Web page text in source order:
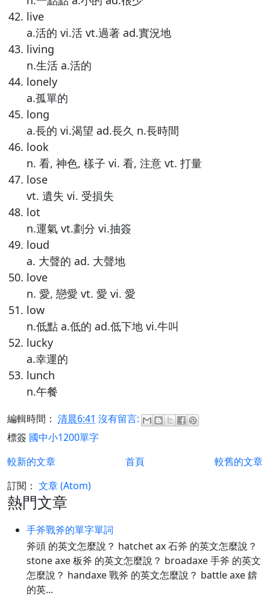
live
a.活的 vi.活 vt.過著 ad.實況地
living
n.生活 a.活的
lonely
a.孤單的
long
a.長的 vi.渴望 ad.長久 n.長時間
look
n. 看, 神色, 樣子 vi. 看, 注意 vt. 打量
lose
vt. 遺失 vi. 受損失
lot
n.運氣 vt.劃分 vi.抽簽
loud
a. 大聲的 ad. 大聲地
love
n. 愛, 戀愛 vt. 愛 vi. 愛
low
n.低點 a.低的 ad.低下地 vi.牛叫
lucky
a.幸運的
lunch
n.午餐
編輯時間： 清晨6:41 沒有留言:
標簽 國中小1200單字
較新的文章
較舊的文章
首頁
訂閱： 文章 (Atom)
熱門文章
手斧戰斧的單字單詞
斧頭 的英文怎麼說？ hatchet ax 石斧 的英文怎麼說？
stone axe 板斧 的英文怎麼說？ broadaxe 手斧 的英文
怎麼說？ handaxe 戰斧 的英文怎麼說？ battle axe 錛
的英...